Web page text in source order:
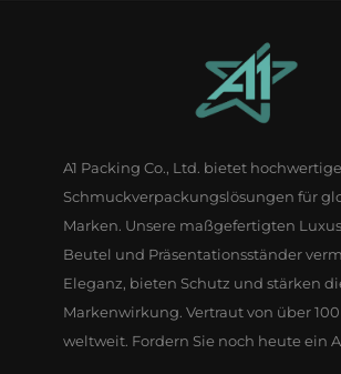
A1 Packing Co., Ltd. bietet hochwertige
Schmuckverpackungslösungen für
Marken. Unsere maßgefertigten
Beutel und Präsentationsständer
Eleganz, bieten Schutz und stärken
Markenwirkung. Vertraut von über
weltweit. Fordern Sie noch heute ein